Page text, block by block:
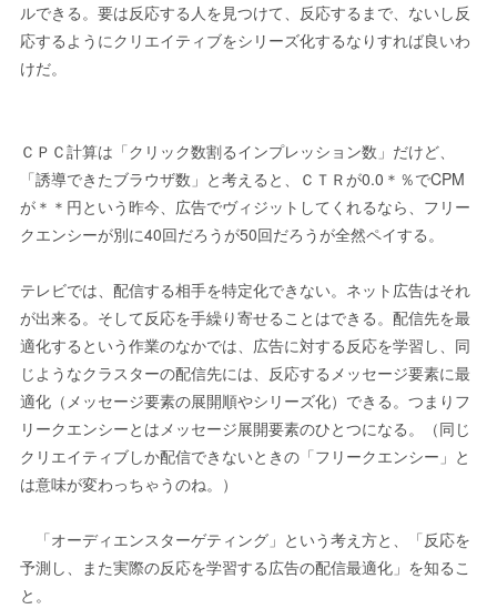
ルできる。要は反応する人を見つけて、反応するまで、ないし反
応するようにクリエイティブをシリーズ化するなりすれば良いわ
けだ。
ＣＰＣ計算は「クリック数割るインプレッション数」だけど、
「誘導できたブラウザ数」と考えると、ＣＴＲが0.0＊％でCPM
が＊＊円という昨今、広告でヴィジットしてくれるなら、フリー
クエンシーが別に40回だろうが50回だろうが全然ペイする。
テレビでは、配信する相手を特定化できない。ネット広告はそれ
が出来る。そして反応を手繰り寄せることはできる。配信先を最
適化するという作業のなかでは、広告に対する反応を学習し、同
じようなクラスターの配信先には、反応するメッセージ要素に最
適化（メッセージ要素の展開順やシリーズ化）できる。つまりフ
リークエンシーとはメッセージ展開要素のひとつになる。（同じ
クリエイティブしか配信できないときの「フリークエンシー」と
は意味が変わっちゃうのね。）
「オーディエンスターゲティング」という考え方と、「反応を
予測し、また実際の反応を学習する広告の配信最適化」を知るこ
と。